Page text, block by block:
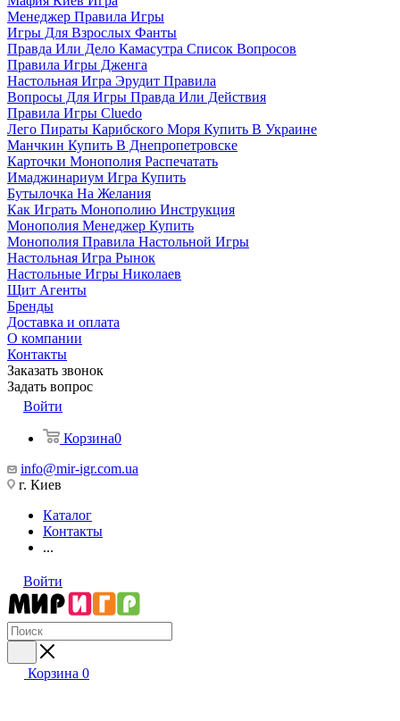
Менеджер Правила Игры
Игры Для Взрослых Фанты
Правда Или Дело Камасутра Список Вопросов
Правила Игры Дженга
Настольная Игра Эрудит Правила
Вопросы Для Игры Правда Или Действия
Правила Игры Cluedo
Лего Пираты Карибского Моря Купить В Украине
Манчкин Купить В Днепропетровске
Карточки Монополия Распечатать
Имаджинариум Игра Купить
Бутылочка На Желания
Как Играть Монополию Инструкция
Монополия Менеджер Купить
Монополия Правила Настольной Игры
Настольная Игра Рынок
Настольные Игры Николаев
Щит Агенты
Бренды
Доставка и оплата
О компании
Контакты
Заказать звонок
Задать вопрос
Войти
Корзина0
info@mir-igr.com.ua
г. Киев
Каталог
Контакты
...
Войти
Корзина 0